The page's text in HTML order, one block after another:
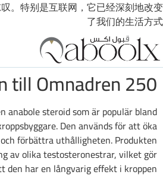
。特别是互联网，它已经深刻地改变
了我们的生活方式
till Omnadren 250
anabole steroid som är populär bland
Den används för att öka
förbättra uthålligheten. Produkten
av olika testosteronestrar, vilket gör
den har en långvarig effekt i kroppen.